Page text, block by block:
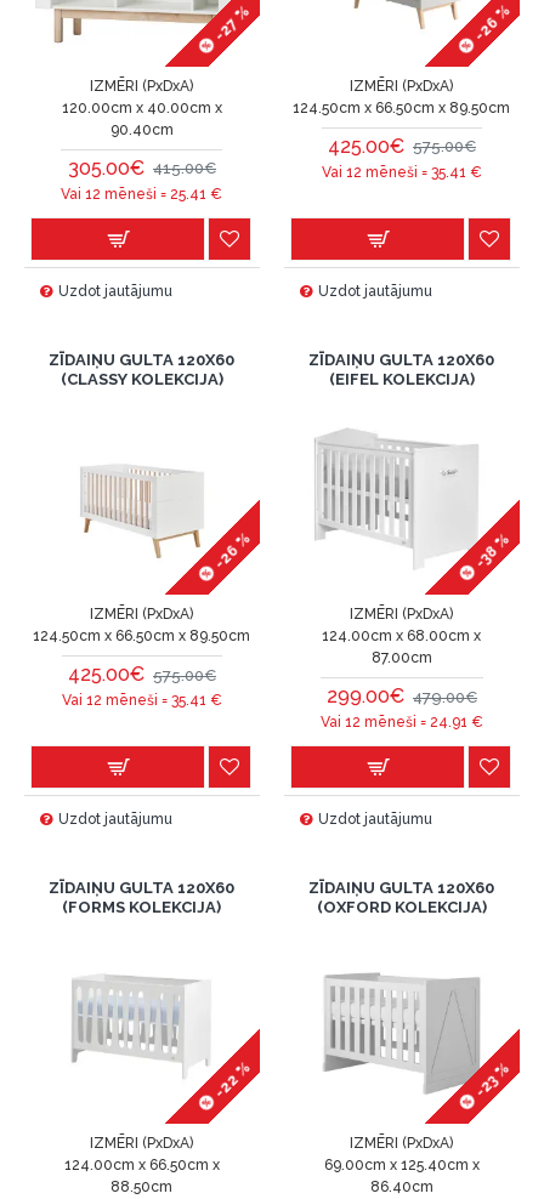
-27 %
IZMĒRI (PxDxA)
120.00cm x 40.00cm x
90.40cm
305.00€ 415.00€
Vai 12 mēneši = 25.41 €
Uzdot jautājumu
-26 %
IZMĒRI (PxDxA)
124.50cm x 66.50cm x 89.50cm
425.00€ 575.00€
Vai 12 mēneši = 35.41 €
Uzdot jautājumu
ZĪDAIŅU GULTA 120X60
(CLASSY KOLEKCIJA)
-26 %
IZMĒRI (PxDxA)
124.50cm x 66.50cm x 89.50cm
425.00€ 575.00€
Vai 12 mēneši = 35.41 €
Uzdot jautājumu
ZĪDAIŅU GULTA 120X60
(EIFEL KOLEKCIJA)
-38 %
IZMĒRI (PxDxA)
124.00cm x 68.00cm x
87.00cm
299.00€ 479.00€
Vai 12 mēneši = 24.91 €
Uzdot jautājumu
ZĪDAIŅU GULTA 120X60
(FORMS KOLEKCIJA)
-22 %
IZMĒRI (PxDxA)
124.00cm x 66.50cm x
88.50cm
ZĪDAIŅU GULTA 120X60
(OXFORD KOLEKCIJA)
-23 %
IZMĒRI (PxDxA)
69.00cm x 125.40cm x
86.40cm